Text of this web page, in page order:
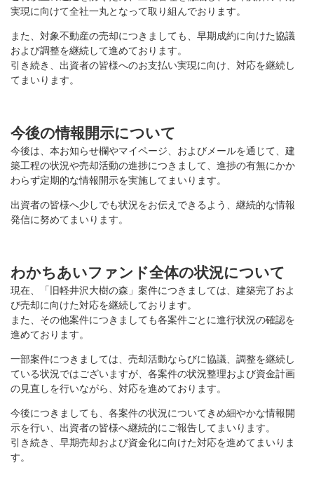
実現に向けて全社一丸となって取り組んでおります。
また、対象不動産の売却につきましても、早期成約に向けた協議
および調整を継続して進めております。
引き続き、出資者の皆様へのお支払い実現に向け、対応を継続し
てまいります。
今後の情報開示について
今後は、本お知らせ欄やマイページ、およびメールを通じて、建
築工程の状況や売却活動の進捗につきまして、進捗の有無にかか
わらず定期的な情報開示を実施してまいります。
出資者の皆様へ少しでも状況をお伝えできるよう、継続的な情報
発信に努めてまいります。
わかちあいファンド全体の状況について
現在、「旧軽井沢大樹の森」案件につきましては、建築完了およ
び売却に向けた対応を継続しております。
また、その他案件につきましても各案件ごとに進行状況の確認を
進めております。
一部案件につきましては、売却活動ならびに協議、調整を継続し
ている状況ではございますが、各案件の状況整理および資金計画
の見直しを行いながら、対応を進めております。
今後につきましても、各案件の状況についてきめ細やかな情報開
示を行い、出資者の皆様へ継続的にご報告してまいります。
引き続き、早期売却および資金化に向けた対応を進めてまいりま
す。